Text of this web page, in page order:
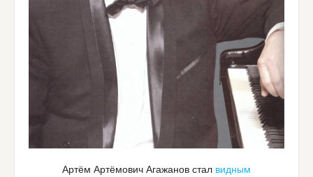
Артём Артёмович Агажанов стал видным